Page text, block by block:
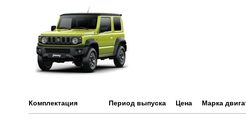
Комплектация Период выпуска Цена Марка